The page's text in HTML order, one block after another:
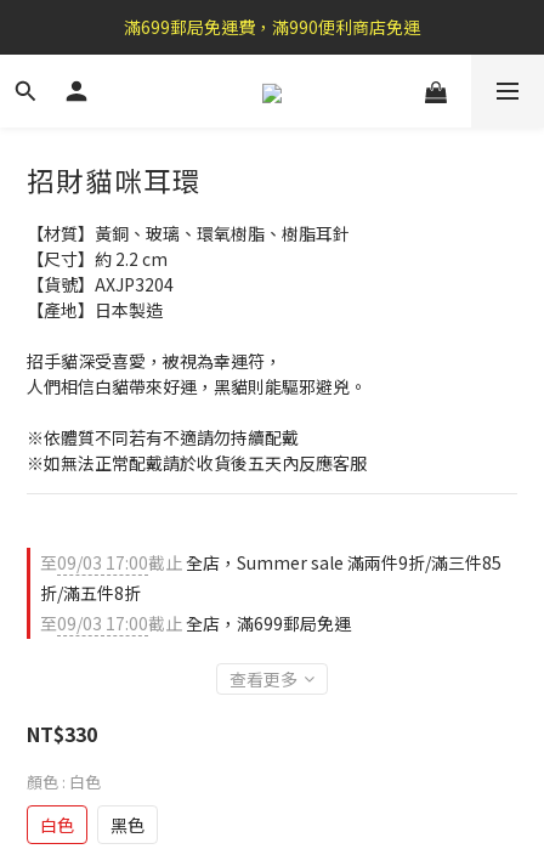
盛夏祭典：全館滿1000折100，滿2000贈『自粘式多功能包巾』
滿699郵局免運費，滿990便利商店免運
加 入 官 方 L I N E 好 友 , 領 取$ 3 0元折扣券   →
招財貓咪耳環
【材質】黃銅、玻璃、環氧樹脂、樹脂耳針
【尺寸】約 2.2 cm
【貨號】AXJP3204
【產地】日本製造
招手貓深受喜愛，被視為幸運符，
人們相信白貓帶來好運，黑貓則能驅邪避兇。
※依體質不同若有不適請勿持續配戴
※如無法正常配戴請於收貨後五天內反應客服
至09/03 17:00截止全店，Summer sale 滿兩件9折/滿三件85
折/滿五件8折
至09/03 17:00截止全店，滿699郵局免運
查看更多
NT$330
顏色 : 白色
白色 黑色